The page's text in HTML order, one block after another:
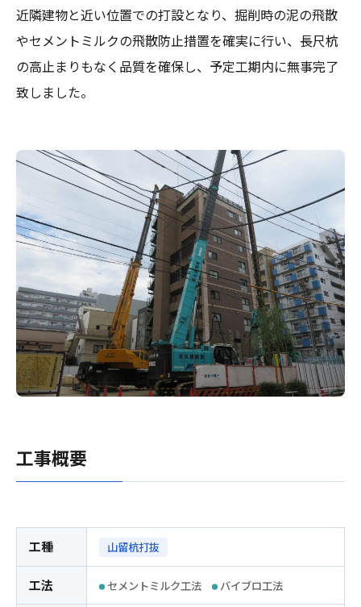
近隣建物と近い位置での打設となり、掘削時の泥の飛散
やセメントミルクの飛散防止措置を確実に行い、長尺杭
の高止まりもなく品質を確保し、予定工期内に無事完了
致しました。
工事概要
工種 山留杭打抜
工法 セメントミルク工法 バイブロ工法